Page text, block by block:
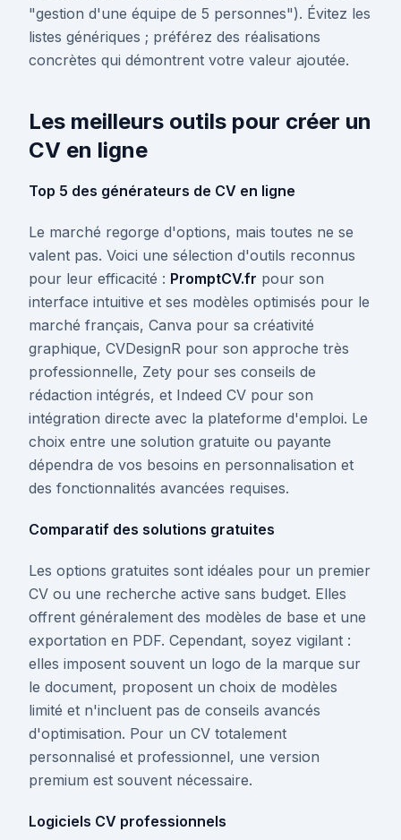
"gestion d'une équipe de 5 personnes"). Évitez les
listes génériques ; préférez des réalisations
concrètes qui démontrent votre valeur ajoutée.
Les meilleurs outils pour créer un
CV en ligne
Top 5 des générateurs de CV en ligne
Le marché regorge d'options, mais toutes ne se
valent pas. Voici une sélection d'outils reconnus
pour leur efficacité : PromptCV.fr pour son
interface intuitive et ses modèles optimisés pour le
marché français, Canva pour sa créativité
graphique, CVDesignR pour son approche très
professionnelle, Zety pour ses conseils de
rédaction intégrés, et Indeed CV pour son
intégration directe avec la plateforme d'emploi. Le
choix entre une solution gratuite ou payante
dépendra de vos besoins en personnalisation et
des fonctionnalités avancées requises.
Comparatif des solutions gratuites
Les options gratuites sont idéales pour un premier
CV ou une recherche active sans budget. Elles
offrent généralement des modèles de base et une
exportation en PDF. Cependant, soyez vigilant :
elles imposent souvent un logo de la marque sur
le document, proposent un choix de modèles
limité et n'incluent pas de conseils avancés
d'optimisation. Pour un CV totalement
personnalisé et professionnel, une version
premium est souvent nécessaire.
Logiciels CV professionnels